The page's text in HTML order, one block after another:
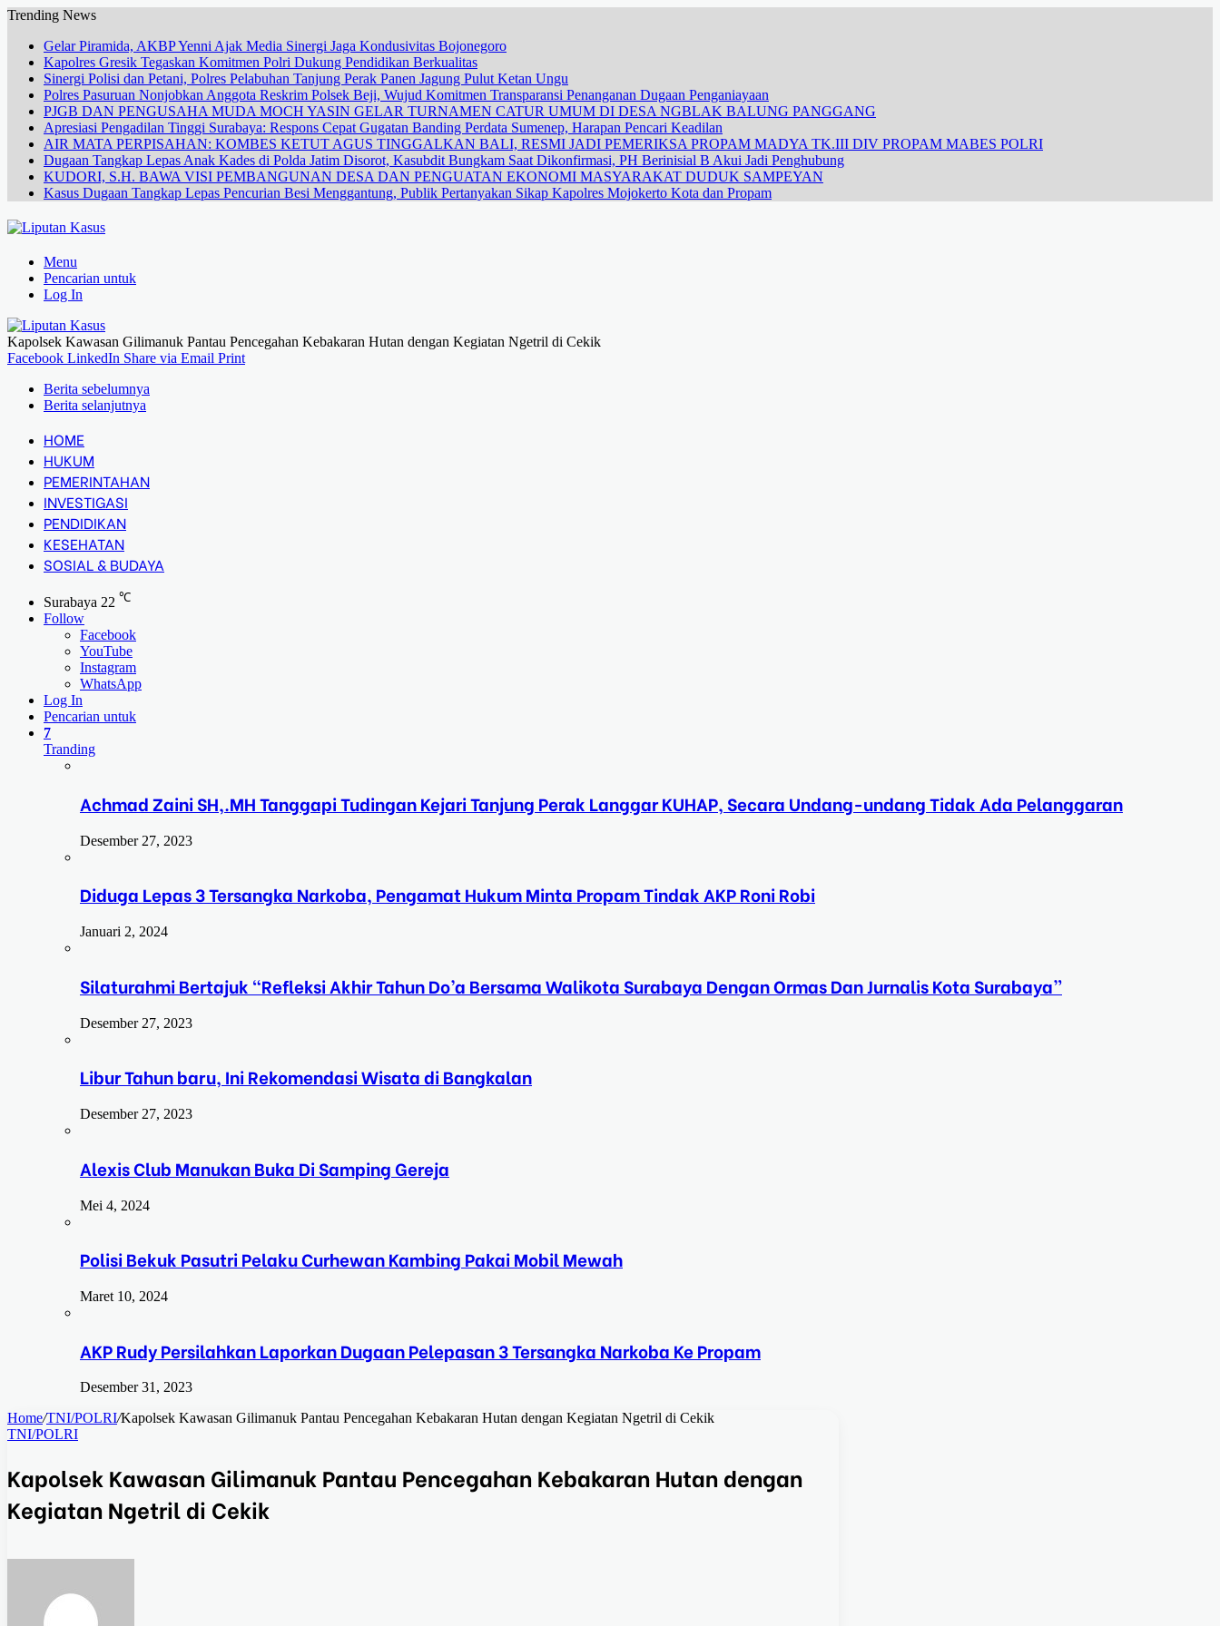
Trending News
Gelar Piramida, AKBP Yenni Ajak Media Sinergi Jaga Kondusivitas Bojonegoro
Kapolres Gresik Tegaskan Komitmen Polri Dukung Pendidikan Berkualitas
Sinergi Polisi dan Petani, Polres Pelabuhan Tanjung Perak Panen Jagung Pulut Ketan Ungu
Polres Pasuruan Nonjobkan Anggota Reskrim Polsek Beji, Wujud Komitmen Transparansi Penanganan Dugaan Penganiayaan
PJGB DAN PENGUSAHA MUDA MOCH YASIN GELAR TURNAMEN CATUR UMUM DI DESA NGBLAK BALUNG PANGGANG
Apresiasi Pengadilan Tinggi Surabaya: Respons Cepat Gugatan Banding Perdata Sumenep, Harapan Pencari Keadilan
AIR MATA PERPISAHAN: KOMBES KETUT AGUS TINGGALKAN BALI, RESMI JADI PEMERIKSA PROPAM MADYA TK.III DIV PROPAM MABES POLRI
Dugaan Tangkap Lepas Anak Kades di Polda Jatim Disorot, Kasubdit Bungkam Saat Dikonfirmasi, PH Berinisial B Akui Jadi Penghubung
KUDORI, S.H. BAWA VISI PEMBANGUNAN DESA DAN PENGUATAN EKONOMI MASYARAKAT DUDUK SAMPEYAN
Kasus Dugaan Tangkap Lepas Pencurian Besi Menggantung, Publik Pertanyakan Sikap Kapolres Mojokerto Kota dan Propam
Menu
Pencarian untuk
Log In
Kapolsek Kawasan Gilimanuk Pantau Pencegahan Kebakaran Hutan dengan Kegiatan Ngetril di Cekik
Facebook LinkedIn Share via Email Print
Berita sebelumnya
Berita selanjutnya
HOME
HUKUM
PEMERINTAHAN
INVESTIGASI
PENDIDIKAN
KESEHATAN
SOSIAL & BUDAYA
Surabaya 22 ℃
Follow
Facebook
YouTube
Instagram
WhatsApp
Log In
Pencarian untuk
7
Tranding
Achmad Zaini SH,.MH Tanggapi Tudingan Kejari Tanjung Perak Langgar KUHAP, Secara Undang-undang Tidak Ada Pelanggaran
Desember 27, 2023
Diduga Lepas 3 Tersangka Narkoba, Pengamat Hukum Minta Propam Tindak AKP Roni Robi
Januari 2, 2024
Silaturahmi Bertajuk “Refleksi Akhir Tahun Do’a Bersama Walikota Surabaya Dengan Ormas Dan Jurnalis Kota Surabaya”
Desember 27, 2023
Libur Tahun baru, Ini Rekomendasi Wisata di Bangkalan
Desember 27, 2023
Alexis Club Manukan Buka Di Samping Gereja
Mei 4, 2024
Polisi Bekuk Pasutri Pelaku Curhewan Kambing Pakai Mobil Mewah
Maret 10, 2024
AKP Rudy Persilahkan Laporkan Dugaan Pelepasan 3 Tersangka Narkoba Ke Propam
Desember 31, 2023
Home/TNI/POLRI/Kapolsek Kawasan Gilimanuk Pantau Pencegahan Kebakaran Hutan dengan Kegiatan Ngetril di Cekik
TNI/POLRI
Kapolsek Kawasan Gilimanuk Pantau Pencegahan Kebakaran Hutan dengan
Kegiatan Ngetril di Cekik